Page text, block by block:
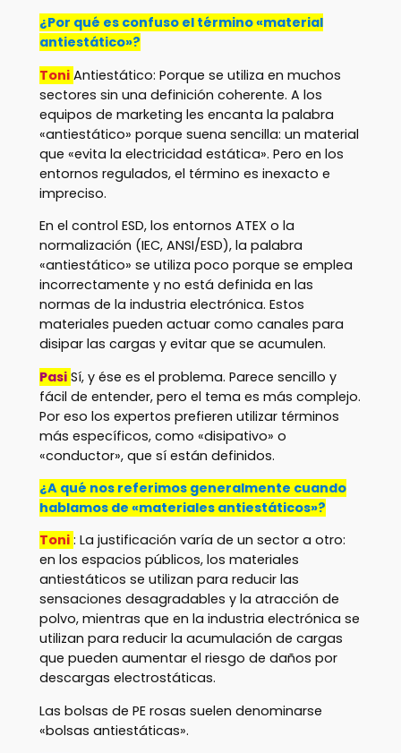
¿Por qué es confuso el término «material
antiestático»?
Toni Antiestático: Porque se utiliza en muchos
sectores sin una definición coherente. A los
equipos de marketing les encanta la palabra
«antiestático» porque suena sencilla: un material
que «evita la electricidad estática». Pero en los
entornos regulados, el término es inexacto e
impreciso.
En el control ESD, los entornos ATEX o la
normalización (IEC, ANSI/ESD), la palabra
«antiestático» se utiliza poco porque se emplea
incorrectamente y no está definida en las
normas de la industria electrónica. Estos
materiales pueden actuar como canales para
disipar las cargas y evitar que se acumulen.
Pasi Sí, y ése es el problema. Parece sencillo y
fácil de entender, pero el tema es más complejo.
Por eso los expertos prefieren utilizar términos
más específicos, como «disipativo» o
«conductor», que sí están definidos.
¿A qué nos referimos generalmente cuando
hablamos de «materiales antiestáticos»?
Toni : La justificación varía de un sector a otro:
en los espacios públicos, los materiales
antiestáticos se utilizan para reducir las
sensaciones desagradables y la atracción de
polvo, mientras que en la industria electrónica se
utilizan para reducir la acumulación de cargas
que pueden aumentar el riesgo de daños por
descargas electrostáticas.
Las bolsas de PE rosas suelen denominarse
«bolsas antiestáticas».